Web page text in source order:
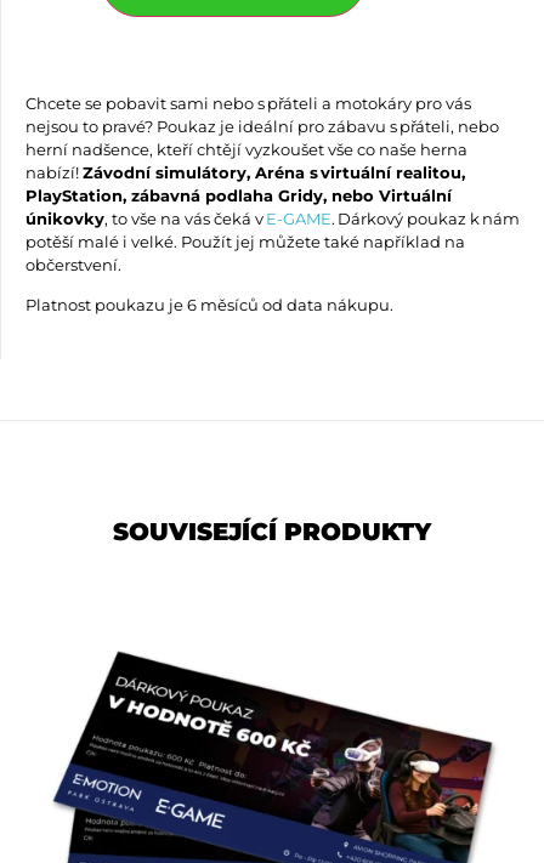
Chcete se pobavit sami nebo s přáteli a motokáry pro vás
nejsou to pravé? Poukaz je ideální pro zábavu s přáteli, nebo
herní nadšence, kteří chtějí vyzkoušet vše co naše herna
nabízí!Závodní simulátory, Aréna s virtuální realitou,
PlayStation, zábavná podlaha Gridy, nebo Virtuální
únikovky, to vše na vás čeká vE-GAME. Dárkový poukaz k nám
potěší malé i velké. Použít jej můžete také například na
občerstvení.
Platnost poukazu je 6 měsíců od data nákupu.
SOUVISEJÍCÍ PRODUKTY